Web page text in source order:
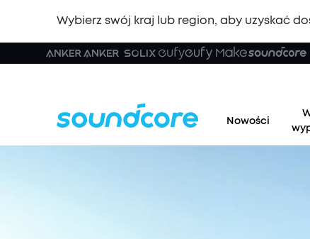
Wybierz swój kraj lub region, aby uzyskać
Nowości